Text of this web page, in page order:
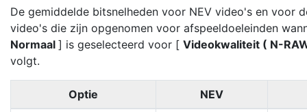
De gemiddelde bitsnelheden voor NEV video's en voor
video's die zijn opgenomen voor afspeeldoeleinden
Normaal ] is geselecteerd voor [ Videokwaliteit ( N-
volgt.
Optie NEV